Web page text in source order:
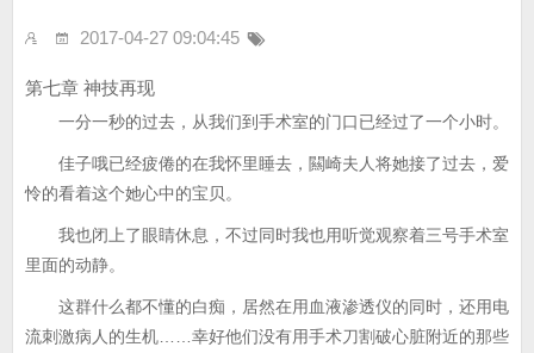
2017-04-27 09:04:45
第七章 神技再现
一分一秒的过去，从我们到手术室的门口已经过了一个小时。
佳子哦已经疲倦的在我怀里睡去，闗崎夫人将她接了过去，爱
怜的看着这个她心中的宝贝。
我也闭上了眼睛休息，不过同时我也用听觉观察着三号手术室
里面的动静。
这群什么都不懂的白痴，居然在用血液渗透仪的同时，还用电
流刺激病人的生机……幸好他们没有用手术刀割破心脏附近的那些